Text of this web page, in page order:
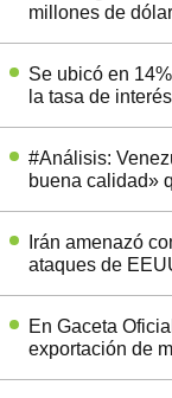
millones de
Se ubicó en
la tasa de
#Análisis:
buena calidad»
Irán amenazó
ataques de
En Gaceta
exportación de